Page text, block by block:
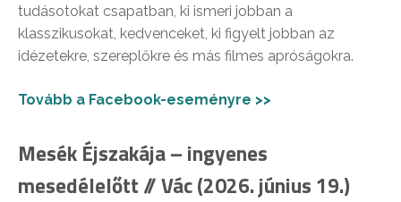
tudásotokat csapatban, ki ismeri jobban a
klasszikusokat, kedvenceket, ki figyelt jobban az
idézetekre, szereplőkre és más filmes apróságokra.
Tovább a Facebook-eseményre >>
Mesék Éjszakája – ingyenes
mesedélelőtt // Vác (2026. június 19.)